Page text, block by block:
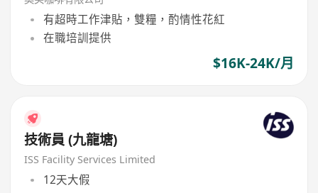
有超時工作津貼，雙糧，酌情性花紅
在職培訓提供
$16K-24K/月
技術員 (九龍塘)
ISS Facility Services Limited
12天大假